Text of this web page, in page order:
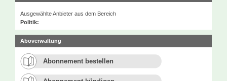
Ausgewählte Anbieter aus dem Bereich
Politik:
Aboverwaltung
Abonnement bestellen